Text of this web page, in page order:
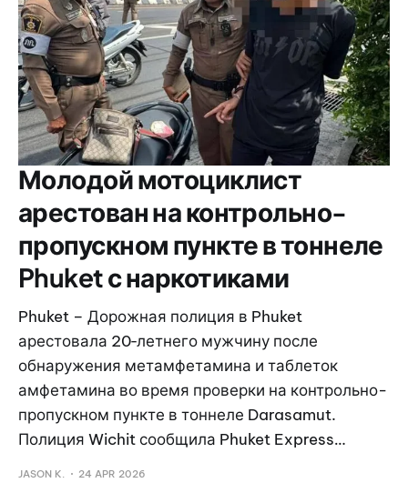
Молодой мотоциклист
арестован на контрольно-
пропускном пункте в тоннеле
Phuket с наркотиками
Phuket – Дорожная полиция в Phuket
арестовала 20‑летнего мужчину после
обнаружения метамфетамина и таблеток
амфетамина во время проверки на контрольно-
пропускном пункте в тоннеле Darasamut.
Полиция Wichit сообщила Phuket Express…
JASON K. 24 APR 2026